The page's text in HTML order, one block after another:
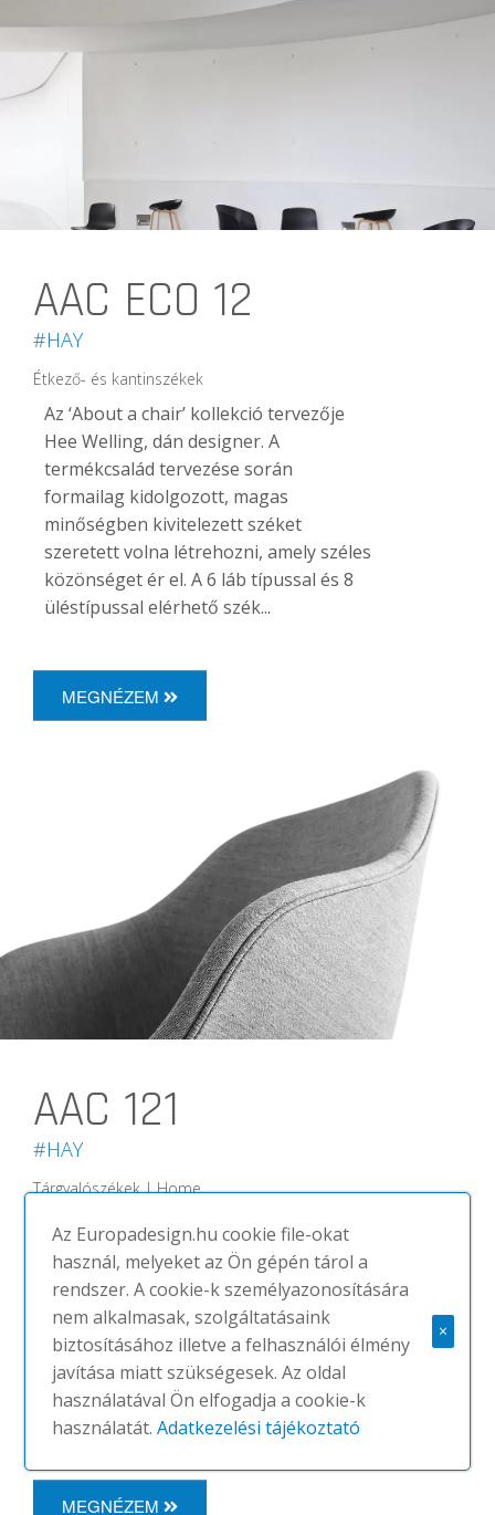
AAC ECO 12
#HAY
Étkező- és kantinszékek
Az ‘About a chair’ kollekció tervezője
Hee Welling, dán designer. A
termékcsalád tervezése során
formailag kidolgozott, magas
minőségben kivitelezett széket
szeretett volna létrehozni, amely széles
közönséget ér el. A 6 láb típussal és 8
üléstípussal elérhető szék...
MEGNÉZEM
AAC 121
#HAY
Tárgyalószékek | Home
Az ‘About a chair’ kollekció tervezője
Hee Welling, dán designer. A
termékcsalád tervezése során
formailag kidolgozott, magas
minőségben kivitelezett széket
szeretett volna létrehozni, amely széles
közönséget ér el. A 6 láb típussal és 8
üléstípussal elérhető szék...
MEGNÉZEM
Az Europadesign.hu cookie file-okat
használ, melyeket az Ön gépén tárol a
rendszer. A cookie-k személyazonosítására
nem alkalmasak, szolgáltatásaink
biztosításához illetve a felhasználói élmény
javítása miatt szükségesek. Az oldal
használatával Ön elfogadja a cookie-k
használatát.Adatkezelési tájékoztató
×